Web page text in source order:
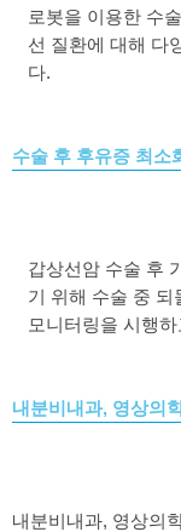
로봇을 이용한 수술
선 질환에 대해 다
다.
수술 후 후유증 최소
갑상선암 수술 후
기 위해 수술 중 되
모니터링을 시행
내분비내과, 영상의
내분비내과, 영상의